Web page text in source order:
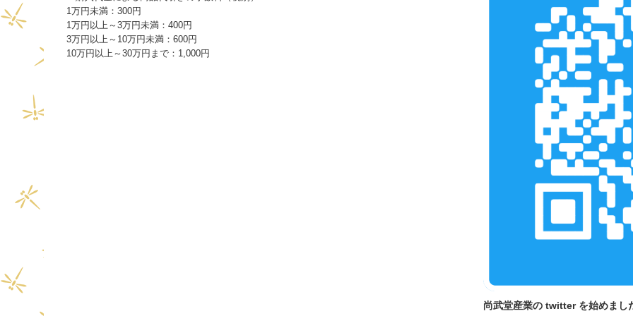
1万円未満：300円
1万円以上～3万円未満：400円
3万円以上～10万円未満：600円
10万円以上～30万円まで：1,000円
尚武堂産業の twitter を始めまし